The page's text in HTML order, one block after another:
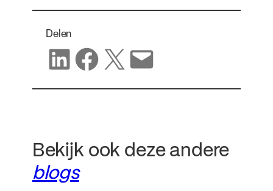
Delen
Delen op LinkedIn
Delen op Facebook
Delen op X Delen via e-mail
Bekijk ook deze andere
blogs